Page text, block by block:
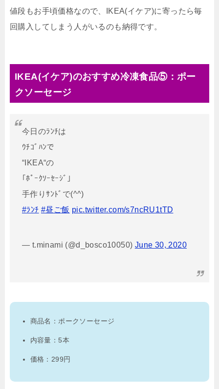
値段もお手頃価格なので、IKEA(イケア)に寄ったら毎
回購入してしまう人がいるのも納得です。
IKEA(イケア)のおすすめ冷凍食品⑤：ポー
クソーセージ
今日のﾗﾝﾁは
ｳﾁｺﾞﾊﾝで
“IKEA“の
｢ﾎﾟｰｸｿｰｾｰｼﾞ｣
手作りｻﾝﾄﾞで(^^)
#ﾗﾝﾁ #昼ご飯 pic.twitter.com/s7ncRU1tTD
— t.minami (@d_bosco10050) June 30, 2020
商品名：ポークソーセージ
内容量：5本
価格：299円